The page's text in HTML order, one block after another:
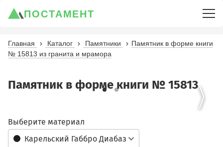
ПОСТАМЕНТ
Главная Каталог Памятники
Памятник в форме книги
№ 15813 из гранита и мрамора
Памятник в форме книги № 15813
Карельский Габбро Диабаз
Выберите материал